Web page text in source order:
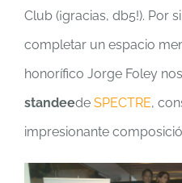
Club (¡gracias, db5!). Por
completar un espacio
honorífico Jorge Foley
standeede SPECTRE,
impresionante